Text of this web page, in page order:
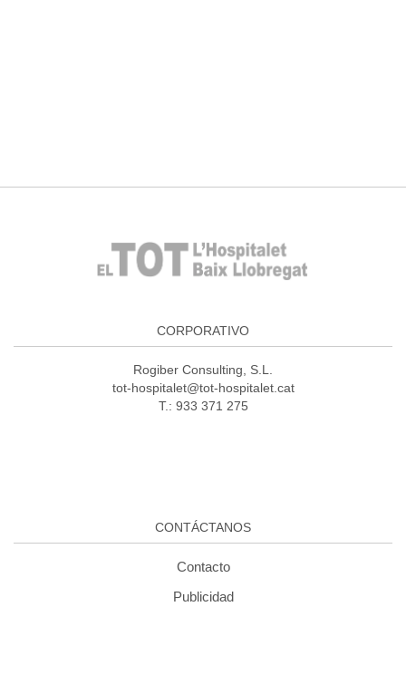
CORPORATIVO
Rogiber Consulting, S.L.
tot-hospitalet@tot-hospitalet.cat
T.: 933 371 275
CONTÁCTANOS
Contacto
Publicidad